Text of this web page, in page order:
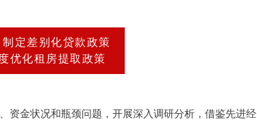
制定差别化贷款政策
优化租房提取政策
资金状况和瓶颈问题，开展深入调研分析，借鉴先进经